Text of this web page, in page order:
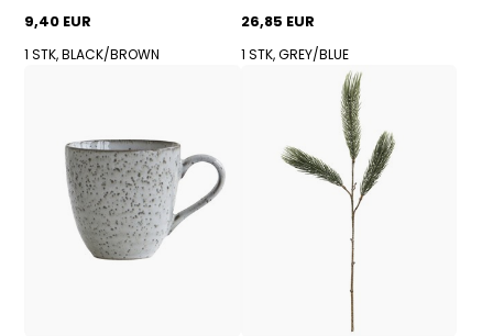
9,40 EUR
1 STK, BLACK/BROWN
26,85 EUR
1 STK, GREY/BLUE